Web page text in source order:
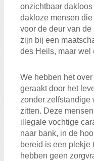
onzichtbaar
dakloze mensen
voor de deur van
zijn bij een
des Heils, maar wel
We hebben het
geraakt door het
zonder zelfstandige
zitten. Deze
illegale vochtige
naar bank, in de
bereid is een plekje
hebben geen